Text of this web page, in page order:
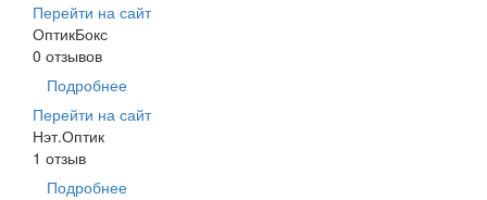
Перейти на сайт
ОптикБокс
0 отзывов
Подробнее
Перейти на сайт
Нэт.Оптик
1 отзыв
Подробнее